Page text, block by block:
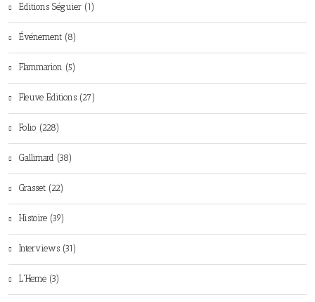
Editions Séguier (1)
Événement (8)
Flammarion (5)
Fleuve Editions (27)
Folio (228)
Gallimard (38)
Grasset (22)
Histoire (39)
Interviews (31)
L'Herne (3)